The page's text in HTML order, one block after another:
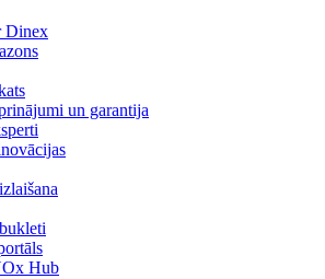
Dinex
un garantija
Hub